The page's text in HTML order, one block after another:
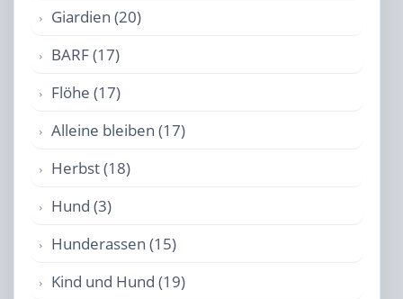
Giardien (20)
BARF (17)
Flöhe (17)
Alleine bleiben (17)
Herbst (18)
Hund (3)
Hunderassen (15)
Kind und Hund (19)